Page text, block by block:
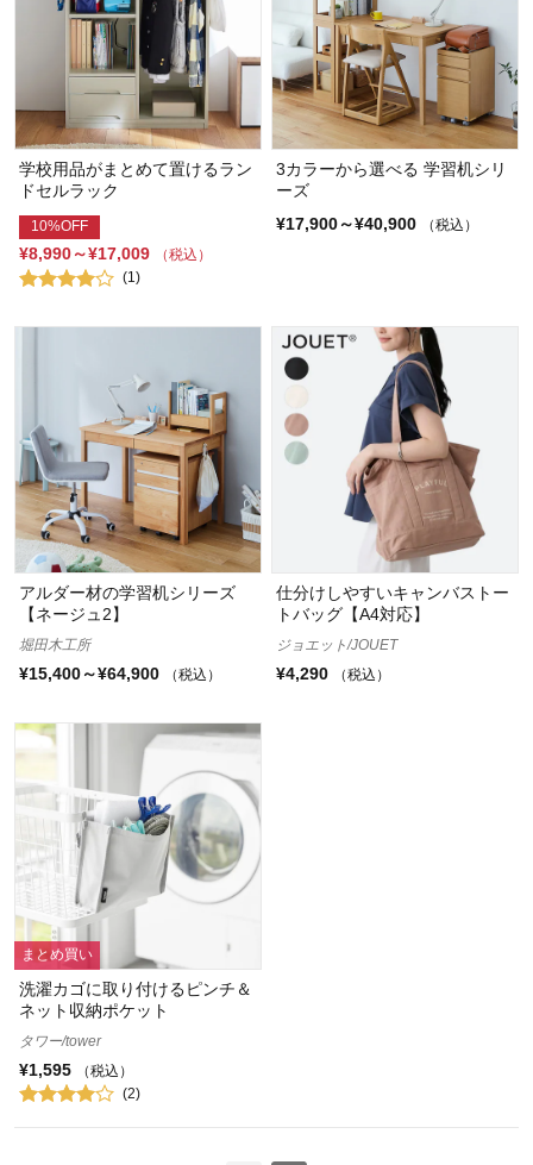
学校用品がまとめて置けるラン
ドセルラック
10%OFF
¥8,990～¥17,009
（税込）
(1)
3カラーから選べる 学習机シリ
ーズ
¥17,900～¥40,900
（税込）
アルダー材の学習机シリーズ
【ネージュ2】
堀田木工所
¥15,400～¥64,900 （税込）
仕分けしやすいキャンバストー
トバッグ【A4対応】
ジョエット/JOUET
¥4,290 （税込）
まとめ買い
洗濯カゴに取り付けるピンチ＆
ネット収納ポケット
タワー/tower
¥1,595
（税込）
(2)